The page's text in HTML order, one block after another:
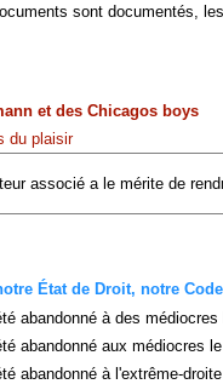
sont documentés,
et des Chicagos boys
du plaisir
associé a le mérite de
État de Droit, notre
abandonné à des
abandonné aux médiocres
abandonné à l'extrême-